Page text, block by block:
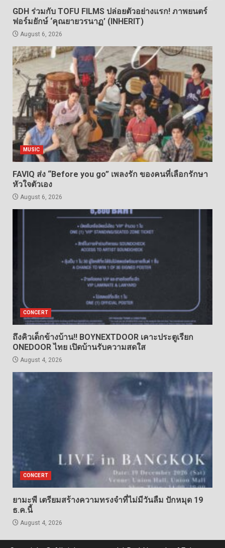
GDH ร่วมกับ TOFU FILMS ปล่อยตัวอย่างแรก! ภาพยนตร์
ฟอร์มยักษ์ ‘คุณยายวรนาฏ’ (INHERIT)
August 6, 2026
MUSIC
FAVIQ ส่ง “Before you go” เพลงรัก ของคนที่เลือกรักษา
หัวใจตัวเอง
August 6, 2026
CONCERT
ถึงคิวเด็กข้างบ้าน!! BOYNEXTDOOR เคาะประตูเรียก
ONEDOOR ไทย เปิดบ้านรับความสดใส
August 4, 2026
CONCERT
ยามะพี เตรียมสร้างความทรงจำที่ไม่มีวันลืม ปักหมุด 19
ธ.ค.นี้
August 4, 2026